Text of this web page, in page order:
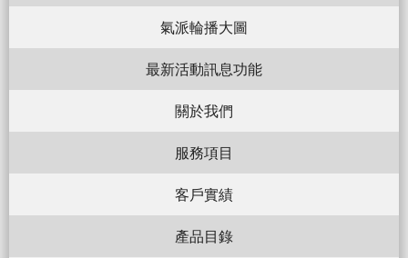
氣派輪播大圖
最新活動訊息功能
關於我們
服務項目
客戶實績
產品目錄